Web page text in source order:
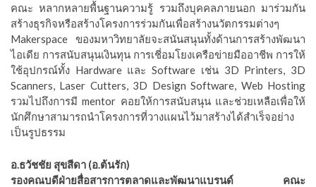
คณะ หลากหลายพื้นฐานความรู้ รวมถึงบุคคลภายนอก มาร่วมกัน
สร้างธุรกิจหรือสร้างโครงการร่วมกันเพื่อสร้างนวัตกรรมต่างๆ
Makerspace ของมหาวิทยาลัยจะสนันสนุนทั้งด้านการสร้างพัฒนา
ไอเดีย การสนับสนุนเงินทุน การเชี่อมโยงเครือข่ายมืออาชีพ การให้
ใช้อุปกรณ์ทั้ง Hardware และ Software เช่น 3D Printers, 3D
Scanners, Laser Cutters, 3D Design Software, Web Hosting
รวมไปถึงการมี mentor คอยให้การสนับสนุน และช่วยเหลือเพื่อให้
นักศึกษาสามารถนำโครงการที่วางแผนไว้มาสร้างได้สำเร็จอย่าง
เป็นรูปธรรม
อ.ธวัชชัย สุขสีดา (อ.ต้นรัก)
รองคณบดีฝ่ายสื่อสารการตลาดและพัฒนาแบรนด์ คณะ